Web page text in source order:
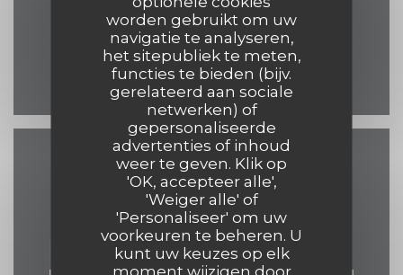
worden gebruikt om uw
navigatie te analyseren,
het sitepubliek te meten,
functies te bieden (bijv.
gerelateerd aan sociale
netwerken) of
gepersonaliseerde
advertenties of inhoud
weer te geven. Klik op
'OK, accepteer alle',
'Weiger alle' of
'Personaliseer' om uw
voorkeuren te beheren. U
kunt uw keuzes op elk
moment wijzigen door
eelke.ashley@hotmail.com
Facebook ((opent in
Neem contact met ons
op